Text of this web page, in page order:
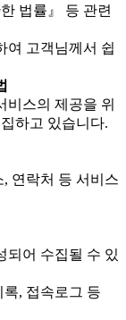
법률』 등 관련
여 고객님께서 쉽
비스의 제공을 위
하고 있습니다.
연락처 등 서비스
되어 수집될 수 있
록, 접속로그 등